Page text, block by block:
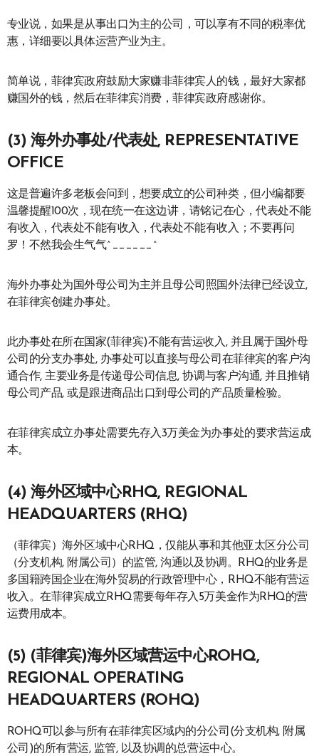
专业说，如果是从事出口为主的公司，可以享有不同的税率优
惠，详细要以具体运营产业为主。
简单说，菲律宾政府鼓励大家赚非菲律宾人的钱，最好大家都
赚国外的钱，然后在菲律宾消费，菲律宾政府感谢你。
(3) 海外办事处/代表处, REPRESENTATIVE
OFFICE
这是普遍许多老板会问到，想要成立的公司种类，但小编都要
温馨提醒100次，现在统一在这边讲，请铭记在心，代表处不能
有收入，代表处不能有收入，代表处不能有收入；不要再问
罗！不然我会生气气^______^
海外办事处为国外母公司为主并且母公司照国外法律已经设立,
在菲律宾创建办事处。
此办事处在所在国家(菲律宾)不能有营运收入, 并且属于国外母
公司的分支办事处, 办事处可以直接与母公司在菲律宾的客户沟
通合作, 主要业务是传递母公司信息, 协调与客户沟通, 并且推销
母公司产品, 或是跟进商品出口到母公司的产品质量检验。
在菲律宾成立办事处需要先存入3万美金为办事处的要求营运成
本。
(4) 海外区域中心RHQ, REGIONAL
HEADQUARTERS (RHQ)
（菲律宾）海外区域中心RHQ，仅能从事和其他亚太区分公司
（分支机构, 附属公司）的监管, 沟通以及协调。RHQ的业务是
多国籍跨国企业在海外贸易的行政管理中心，RHQ不能有营运
收入。在菲律宾成立RHQ需要每年存入5万美金作为RHQ的营
运费用成本。
(5) (菲律宾)海外区域营运中心ROHQ,
REGIONAL OPERATING
HEADQUARTERS (ROHQ)
ROHQ可以参与所有在菲律宾区域内的分公司(分支机构, 附属
公司)的所有营运, 监管, 以及协调的总营运中心。